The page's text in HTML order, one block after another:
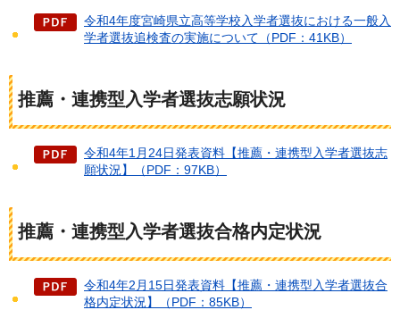
令和4年度宮崎県立高等学校入学者選抜における一般入
学者選抜追検査の実施について（PDF：41KB）
推薦・連携型入学者選抜志願状況
令和4年1月24日発表資料【推薦・連携型入学者選抜志
願状況】（PDF：97KB）
推薦・連携型入学者選抜合格内定状況
令和4年2月15日発表資料【推薦・連携型入学者選抜合
格内定状況】（PDF：85KB）